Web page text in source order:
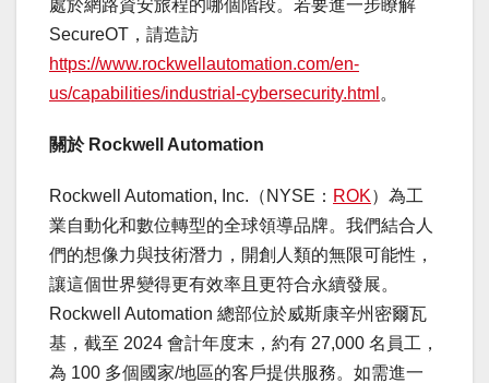
處於網路資安旅程的哪個階段。若要進一步瞭解
SecureOT，請造訪
https://www.rockwellautomation.com/en-
us/capabilities/industrial-cybersecurity.html 。
關於Rockwell Automation
Rockwell Automation, Inc.（NYSE： ROK）為工
業自動化和數位轉型的全球領導品牌。我們結合人
們的想像力與技術潛力，開創人類的無限可能性，
讓這個世界變得更有效率且更符合永續發展。
Rockwell Automation 總部位於威斯康辛州密爾瓦
基，截至 2024 會計年度末，約有 27,000 名員工，
為 100 多個國家/地區的客戶提供服務。如需進一